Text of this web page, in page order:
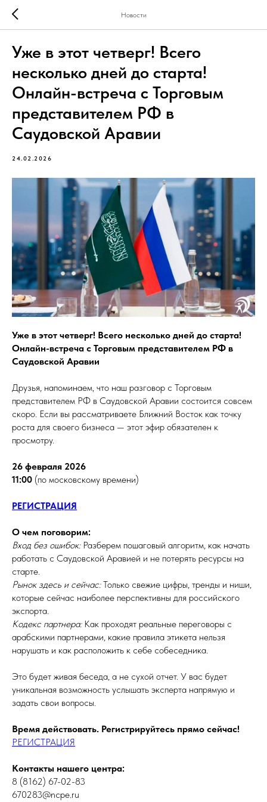
Новости
Уже в этот четверг! Всего
несколько дней до старта!
Онлайн-встреча с Торговым
представителем РФ в
Саудовской Аравии
24.02.2026
Уже в этот четверг! Всего несколько дней до старта!
Онлайн-встреча с Торговым представителем РФ в
Саудовской Аравии
Друзья, напоминаем, что наш разговор с Торговым
представителем РФ в Саудовской Аравии состоится совсем
скоро. Если вы рассматриваете Ближний Восток как точку
роста для своего бизнеса — этот эфир обязателен к
просмотру.
26 февраля 2026
11:00 (по московскому времени)
РЕГИСТРАЦИЯ
О чем поговорим:
Вход без ошибок: Разберем пошаговый алгоритм, как начать
работать с Саудовской Аравией и не потерять ресурсы на
старте.
Рынок здесь и сейчас:Только свежие цифры, тренды и ниши,
которые сейчас наиболее перспективны для российского
экспорта.
Кодекс партнера: Как проходят реальные переговоры с
арабскими партнерами, какие правила этикета нельзя
нарушать и как расположить к себе собеседника.
Это будет живая беседа, а не сухой отчет. У вас будет
уникальная возможность услышать эксперта напрямую и
задать свои вопросы.
Время действовать. Регистрируйтесь прямо сейчас!
РЕГИСТРАЦИЯ
Контакты нашего центра:
8 (8162) 67-02-83
670283@ncpe.ru